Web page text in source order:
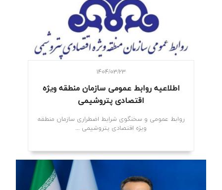
۱۴۰۴/۰۳/۲۳
اطلاعیه روابط عمومی سازمان منطقه ویژه
اقتصادی پتروشیمی
روابط عمومی و سخنگوی شرایط اضطراری سازمان منطقه
ویژه اقتصادی پتروشیمی ...